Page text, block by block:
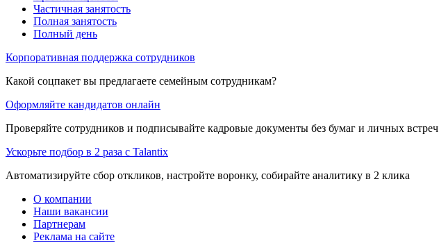
Частичная занятость
Полная занятость
Полный день
Корпоративная поддержка сотрудников
Какой соцпакет вы предлагаете семейным сотрудникам?
Оформляйте кандидатов онлайн
Проверяйте сотрудников и подписывайте кадровые документы без бумаг и личных встреч
Ускорьте подбор в 2 раза с Talantix
Автоматизируйте сбор откликов, настройте воронку, собирайте аналитику в 2 клика
О компании
Наши вакансии
Партнерам
Реклама на сайте